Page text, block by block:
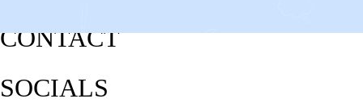
CONTACT
SOCIALS